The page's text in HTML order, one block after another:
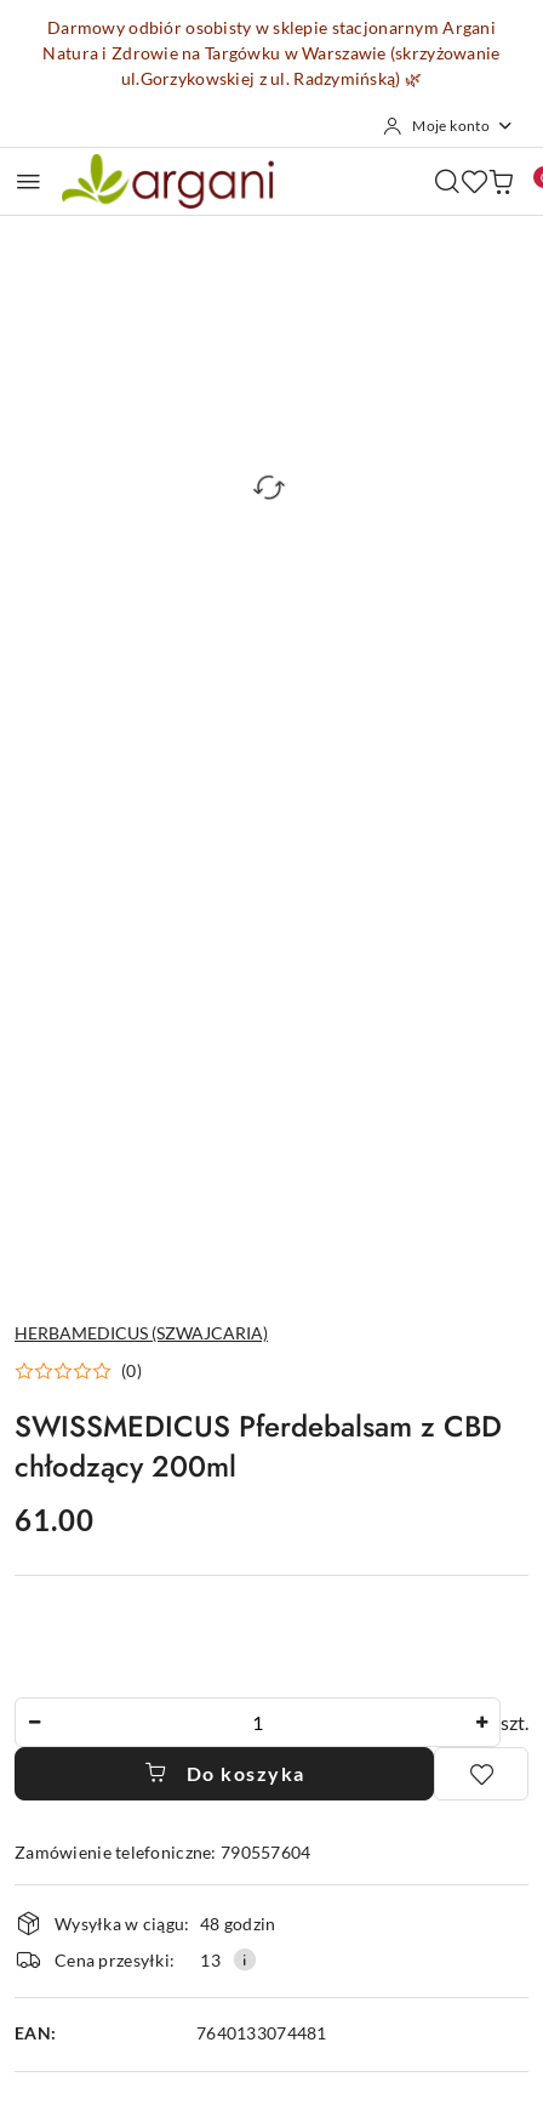
Przejdź do treści głównej
Przejdź do wyszukiwarki
Przejdź do moje konto
Przejdź do menu głównego
Przejdź do opisu produktu
Przejdź do stopki
Darmowy odbiór osobisty w sklepie stacjonarnym Argani
Natura i Zdrowie na Targówku w Warszawie (skrzyżowanie
ul.Gorzykowskiej z ul. Radzymińską) 🌿
Moje konto
NAZWA
PRODUCENTA:
HERBAMEDICUS (SZWAJCARIA)
(0)
SWISSMEDICUS Pferdebalsam z CBD
chłodzący 200ml
cena:
61.00
szt.
Do koszyka
Zamówienie telefoniczne: 790557604
Dostępność
i
dostawa
Wysyłka w ciągu: 48 godzin
Cena przesyłki:
13
EAN: 7640133074481